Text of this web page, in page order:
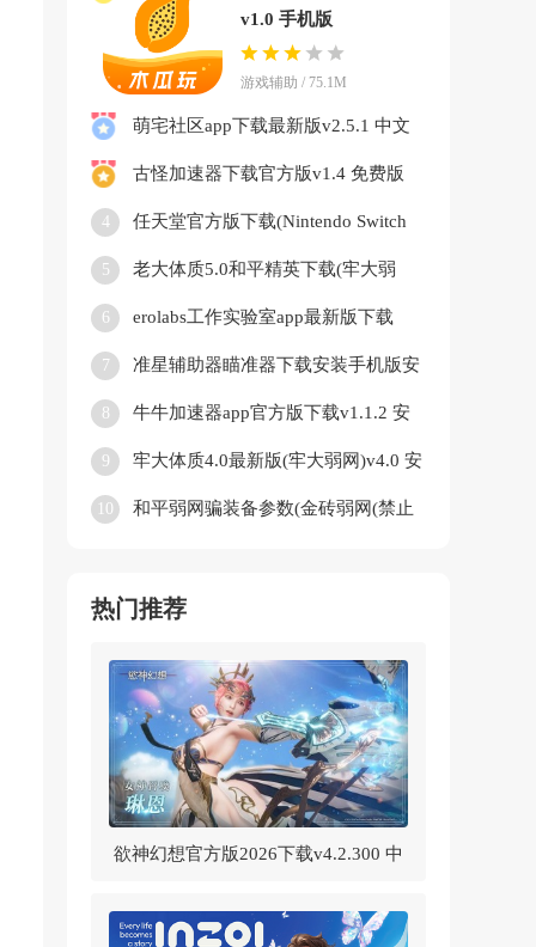
v1.0 手机版
游戏辅助 / 75.1M
萌宅社区app下载最新版v2.5.1 中文
古怪加速器下载官方版v1.4 免费版
4
任天堂官方版下载(Nintendo Switch
5
老大体质5.0和平精英下载(牢大弱
6
erolabs工作实验室app最新版下载
7
准星辅助器瞄准器下载安装手机版安
费版
8
牛牛加速器app官方版下载v1.1.2 安
9
牢大体质4.0最新版(牢大弱网)v4.0 安
10
和平弱网骗装备参数(金砖弱网(禁止
热门推荐
欲神幻想官方版2026下载v4.2.300 中
文版